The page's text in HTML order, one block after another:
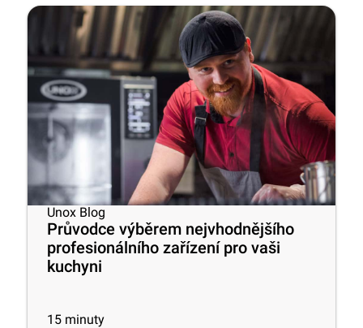
Unox Blog
Průvodce výběrem nejvhodnějšího
profesionálního zařízení pro vaši
kuchyni
15 minuty